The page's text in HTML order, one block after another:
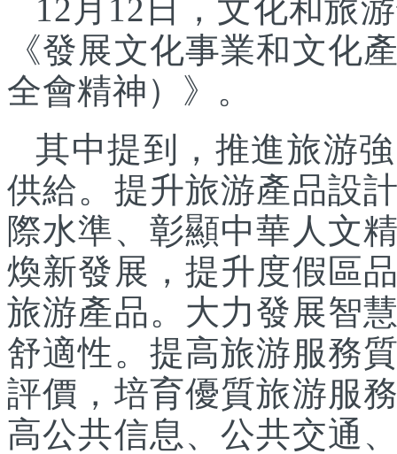
12月12日，文化和旅
《發展文化事業和文化
全會精神）》。
其中提到，推進旅游
供給。提升旅游產品設
際水準、彰顯中華人文
煥新發展，提升度假區
旅游產品。大力發展智
舒適性。提高旅游服務
評價，培育優質旅游服
高公共信息、公共交通